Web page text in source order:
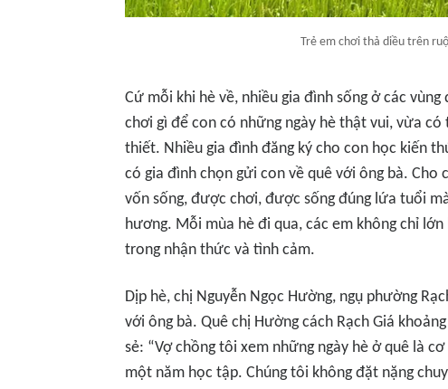
Trẻ em chơi thả diều trên
Cứ mỗi khi hè về, nhiều gia đình sống ở các
chơi gì để con có những ngày hè thật vui, vừa
thiết. Nhiều gia đình đăng ký cho con học kiến
có gia đình chọn gửi con về quê với ông bà. Cho
vốn sống, được chơi, được sống đúng lứa tuổi
hương. Mỗi mùa hè đi qua, các em không chỉ
trong nhận thức và tình cảm.
Dịp hè, chị Nguyễn Ngọc Hường, ngụ phường
với ông bà. Quê chị Hường cách Rạch Giá
sẻ: “Vợ chồng tôi xem những ngày hè ở quê là
một năm học tập. Chúng tôi không đặt nặng